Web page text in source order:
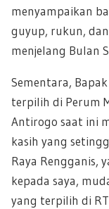
menyampaikan
guyup, rukun,
menjelang Bulan
Sementara,
terpilih di Perum
Antirogo saat ini
kasih yang
Raya Rengganis,
kepada saya,
yang terpilih di